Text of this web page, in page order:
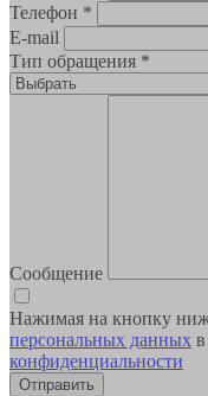
Телефон *
E-mail
Тип обращения *
Сообщение
Нажимая на кнопку
персональных данных
конфиденциальности